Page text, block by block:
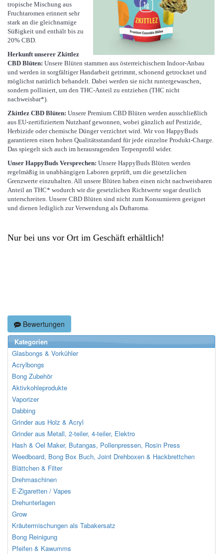
tropische Mischung aus
Fruchtaromen erinnert sehr
stark an die gleichnamige
Süßigkeit und enthält bis zu
20% CBD.
Herkunft unserer Zkittlez
CBD Blüten: Unsere Blüten stammen aus österreichischem Indoor-Anbau
und werden in sorgfältiger Handarbeit getrimmt, schonend getrocknet und
möglichst natürlich behandelt. Dabei werden sie nicht runtergewaschen,
sondern polliniert, um den THC-Anteil zu entziehen (THC nicht
nachweisbar*).
Zkittlez CBD Blüten: Unsere Premium CBD Blüten werden ausschließlich
aus EU-zertifiziertem Nutzhanf gewonnen, wobei gänzlich auf Pestizide,
Herbizide oder chemische Dünger verzichtet wird. Wir von HappyBuds
garantieren einen hohen Qualitätsstandard für jede einzelne Produkt-Charge.
Das spiegelt sich auch im herausragenden Terpenprofil wider.
Unser HappyBuds Versprechen: Unsere HappyBuds Blüten werden
regelmäßig in unabhängigen Laboren geprüft, um die gesetzlichen
Grenzwerte einzuhalten. All unsere Blüten haben einen nicht nachweisbaren
Anteil an THC* wodurch wir die gesetzlichen Richtwerte sogar deutlich
unterschreiten. Unsere CBD Blüten sind nicht zum Konsumieren geeignet
und dienen lediglich zur Verwendung als Duftaroma.
Nur bei uns vor Ort im Geschäft erhältlich!
Bewertungen
Kategorien
Glasbongs & Vorkühler
Acrylbongs
Bong Zubehör
Aktivkohleprodukte
Vaporizer
Dabbing
Grinder aus Holz & Acryl
Grinder aus Metall, 2-teiler, 4-teiler, Elektro
Hash & Oel Maker, Butangas, Pollenpressen, Rosin Press
Weedboard, Bong Box Buch, Joint Drehboxen & Hackbrettchen
Blättchen & Filter
Drehmaschinen
E-Zigaretten / Vapes
Drehunterlagen
Grow
Kräutermischungen als Tabakersatz
Bong Reinigung
Pfeifen & Kawumms